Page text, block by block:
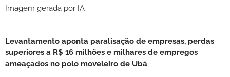
Imagem gerada por IA
Levantamento aponta paralisação de empresas, perdas
superiores a R$ 16 milhões e milhares de empregos
ameaçados no polo moveleiro de Ubá